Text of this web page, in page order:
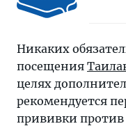
Никаких
посещения
целях
рекомендуется
прививки против